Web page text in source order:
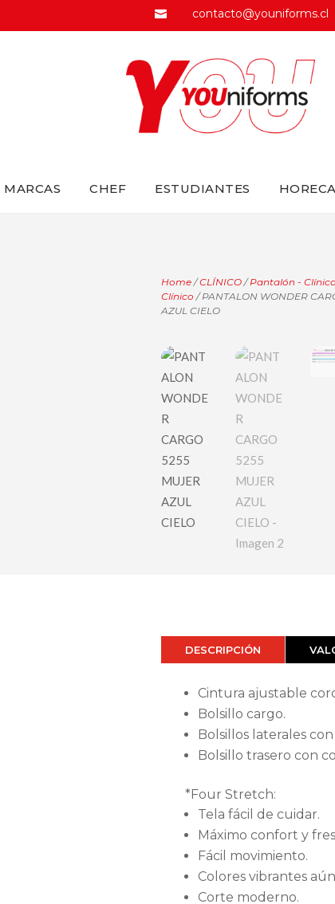
 contacto@youniforms.cl
MARCAS CHEF ESTUDIANTES HORECA
Home/CLÍNICO/Pantalón - Clínico
Clínico / PANTALON WONDER
AZUL CIELO
DESCRIPCIÓN
Cintura ajustable
Bolsillo cargo.
Bolsillos laterales
Bolsillo trasero con
*Four Stretch:
Tela fácil de cuidar.
Máximo confort y
Fácil movimiento.
Colores vibrantes
Corte moderno.